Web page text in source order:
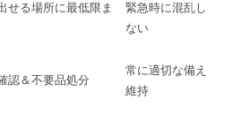
せる場所に最低限ま
緊急時に混乱し
ない
認＆不要品処分
常に適切な備え
維持